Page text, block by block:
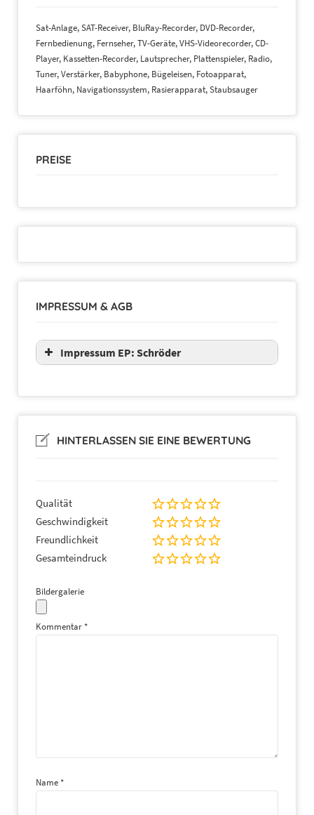
Siemens
Whirlpool
Samsung
Panasonic
Canon
Sat-Anlage, SAT-Receiver, BluRay-Recorder, DVD-Recorder,
Fernbedienung, Fernseher, TV-Geräte, VHS-Videorecorder, CD-
Player, Kassetten-Recorder, Lautsprecher, Plattenspieler, Radio,
Tuner, Verstärker, Babyphone, Bügeleisen, Fotoapparat,
Haarföhn, Navigationssystem, Rasierapparat, Staubsauger
PREISE
IMPRESSUM & AGB
Impressum EP: Schröder
HINTERLASSEN SIE EINE BEWERTUNG
Qualität
Geschwindigkeit
Freundlichkeit
Gesamteindruck
Bildergalerie
Kommentar *
Name *